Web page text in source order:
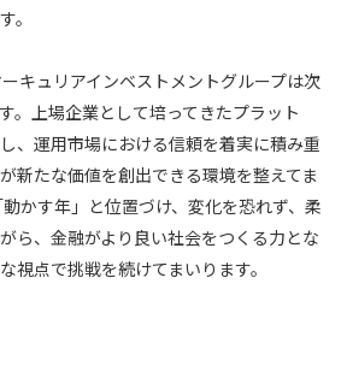
。
キュリアインベストメントグループは次
。上場企業として培ってきたプラット
、運用市場における信頼を着実に積み重
新たな価値を創出できる環境を整えてま
かす年」と位置づけ、変化を恐れず、柔
ら、金融がより良い社会をつくる力とな
視点で挑戦を続けてまいります。